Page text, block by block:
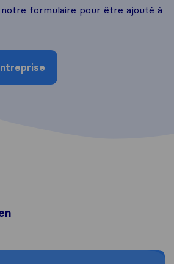
formulaire pour être ajouté à